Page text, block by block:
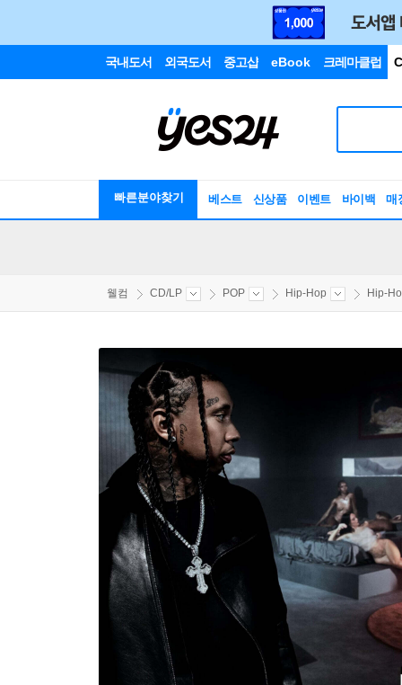
국내도서 외국도서 중고샵 eBook 크레마클럽
빠른분야찾기 베스트 신상품 이벤트 바이백 매
웰컴 CD/LP POP Hip-Hop Hip-